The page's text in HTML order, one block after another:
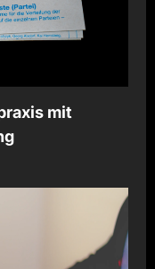
mit